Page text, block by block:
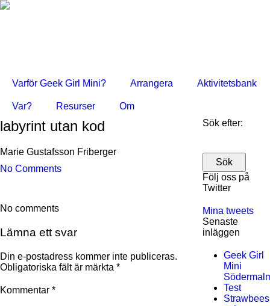
Varför Geek Girl Mini? Arrangera Aktivitetsbank
Var? Resurser Om
labyrint utan kod
Marie Gustafsson Friberger
No Comments
No comments
Lämna ett svar
Din e-postadress kommer inte publiceras.
Obligatoriska fält är märkta *
Kommentar *
Sök efter:
Följ oss på
Twitter
Mina tweets
Senaste
inläggen
Geek Girl
Mini
Test
Strawbees